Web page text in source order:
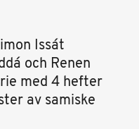
Issát
och Renen
med 4 hefter
av samiske